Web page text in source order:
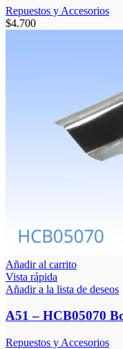
Repuestos y Accesorios
$4.700
Añadir al carrito
Vista rápida
Añadir a la lista de deseos
A51 – HCB05070
Repuestos y Accesorios